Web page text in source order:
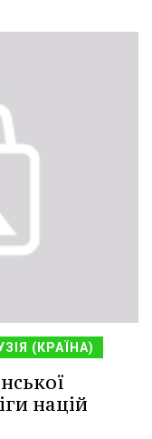
(КРАЇНА)
націй